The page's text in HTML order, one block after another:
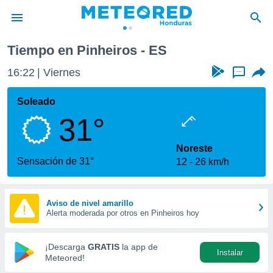
de
ha sido
calidad.
a este
las
y
forma
digital
basada
Tiempo en Pinheiros - ES
16:22 Viernes ...
Soleado
31°
Sensación de 31°
Noreste
12
26 km/h
Aviso de nivel amarillo
Alerta moderada por otros en Pinheiros hoy
¡Descarga GRATIS la app de
Meteored!
Instalar